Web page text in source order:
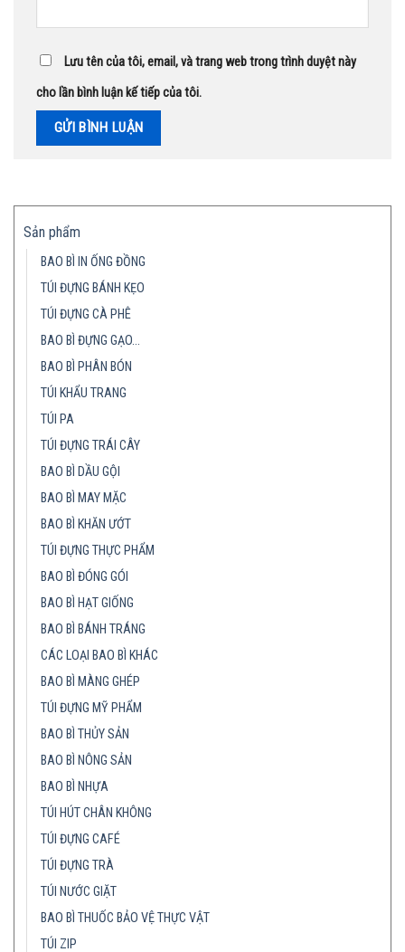
Sản phẩm
BAO BÌ IN ỐNG ĐỒNG
TÚI ĐỰNG BÁNH KẸO
TÚI ĐỰNG CÀ PHÊ
BAO BÌ ĐỰNG GẠO…
BAO BÌ PHÂN BÓN
TÚI KHẨU TRANG
TÚI PA
TÚI ĐỰNG TRÁI CÂY
BAO BÌ DẦU GỘI
BAO BÌ MAY MẶC
BAO BÌ KHĂN ƯỚT
TÚI ĐỰNG THỰC PHẨM
BAO BÌ ĐÓNG GÓI
BAO BÌ HẠT GIỐNG
BAO BÌ BÁNH TRÁNG
CÁC LOẠI BAO BÌ KHÁC
BAO BÌ MÀNG GHÉP
TÚI ĐỰNG MỸ PHẨM
BAO BÌ THỦY SẢN
BAO BÌ NÔNG SẢN
BAO BÌ NHỰA
TÚI HÚT CHÂN KHÔNG
TÚI ĐỰNG CAFÉ
TÚI ĐỰNG TRÀ
TÚI NƯỚC GIẶT
BAO BÌ THUỐC BẢO VỆ THỰC VẬT
TÚI ZIP
Lưu tên của tôi, email, và trang web trong trình duyệt này
cho lần bình luận kế tiếp của tôi.